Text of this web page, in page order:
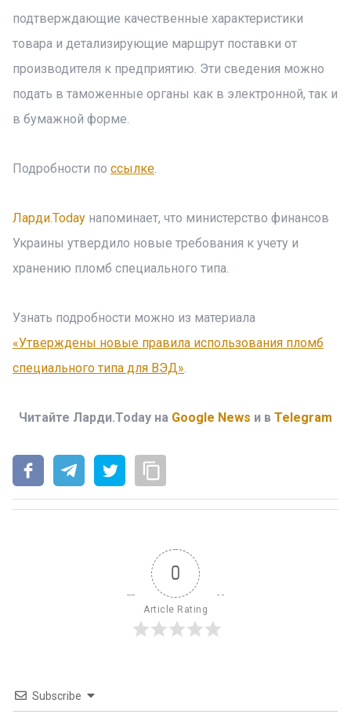
подтверждающие качественные характеристики
товара и детализирующие маршрут поставки от
производителя к предприятию. Эти сведения можно
подать в таможенные органы как в электронной, так и
в бумажной форме.
Подробности по ссылке.
Ларди.Today напоминает, что министерство финансов
Украины утвердило новые требования к учету и
хранению пломб специального типа.
Узнать подробности можно из материала
«Утверждены новые правила использования пломб
специального типа для ВЭД».
Читайте Ларди.Today на Google News и в Telegram
0
Article Rating
Subscribe